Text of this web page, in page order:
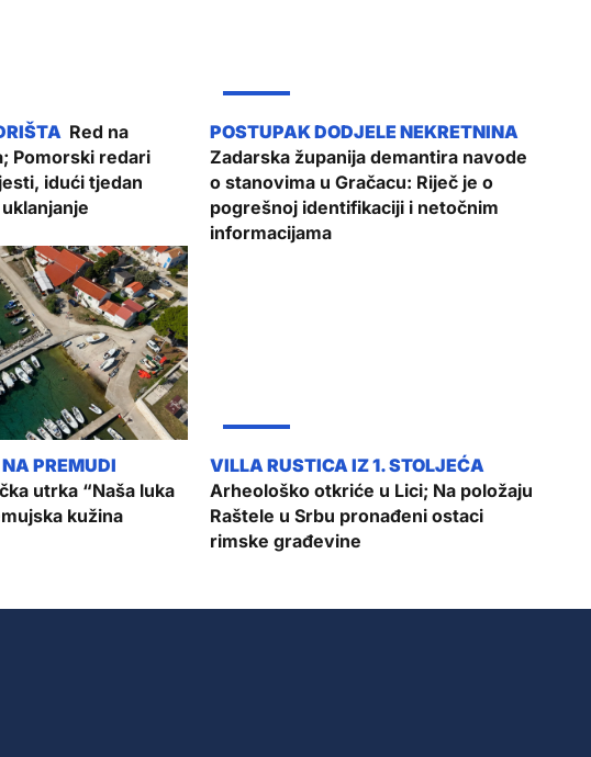
Red na
Pomorski redari
idući tjedan
Zadarska županija demantira navode
o stanovima u Gračacu: Riječ je o
pogrešnoj identifikaciji i netočnim
informacijama
utrka “Naša luka
kužina
Arheološko otkriće u Lici; Na položaju
Raštele u Srbu pronađeni ostaci
rimske građevine